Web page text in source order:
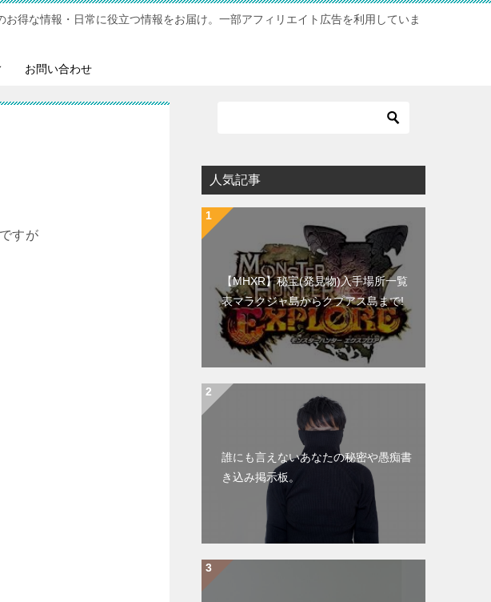
お得な情報・日常に役立つ情報をお届け。一部アフィリエイト広告を利用していま
お問い合わせ
すが
人気記事
【MHXR】秘宝(発見物)入手場所一覧
表マラクジャ島からクプアス島まで!
誰にも言えないあなたの秘密や愚痴書
き込み掲示板。